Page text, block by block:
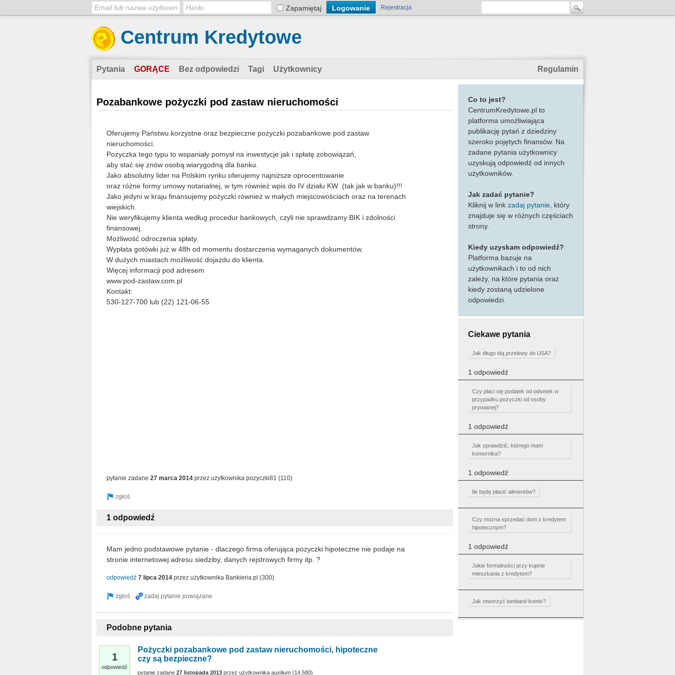
Zapamiętaj Rejestracja
Centrum Kredytowe
Pytania GORĄCE Bez odpowiedzi Tagi Użytkownicy Regulamin
Co to jest?
CentrumKredytowe.pl to
platforma umożliwiająca
publikację pytań z dziedziny
szeroko pojętych finansów. Na
zadane pytania użytkownicy
uzyskują odpowiedź od innych
użytkowników.
Jak zadać pytanie?
Kliknij w link zadaj pytanie , który
znajduje się w różnych częściach
strony.
Kiedy uzyskam odpowiedź?
Platforma bazuje na
użytkownikach i to od nich
zależy, na które pytania oraz
kiedy zostaną udzielone
odpowiedzi.
Ciekawe pytania
Jak długo idą przelewy do USA?
1 odpowiedź
Czy płaci się podatek od odsetek w
przypadku pożyczki od osoby
prywatnej?
1 odpowiedź
Jak sprawdzić, którego mam
komornika?
1 odpowiedź
Ile będę płacić alimentów?
Czy można sprzedać dom z kredytem
hipotecznym?
1 odpowiedź
Jakie formalności przy kupnie
mieszkania z kredytem?
Jak otworzyć lombard-komis?
Pozabankowe pożyczki pod zastaw nieruchomości
Oferujemy Państwu korzystne oraz bezpieczne pożyczki pozabankowe pod zastaw
nieruchomości.
Pożyczka tego typu to wspaniały pomysł na inwestycje jak i spłatę zobowiązań,
aby stać się znów osobą wiarygodną dla banku.
Jako absolutny lider na Polskim rynku oferujemy najniższe oprocentowanie
oraz różne formy umowy notarialnej, w tym również wpis do IV działu KW (tak jak w banku)!!!
Jako jedyni w kraju finansujemy pożyczki również w małych miejscowościach oraz na terenach
wiejskich.
Nie weryfikujemy klienta według procedur bankowych, czyli nie sprawdzamy BIK i zdolności
finansowej.
Możliwość odroczenia spłaty.
Wypłata gotówki już w 48h od momentu dostarczenia wymaganych dokumentów.
W dużych miastach możliwość dojazdu do klienta.
Więcej informacji pod adresem
www.pod-zastaw.com.pl
Kontakt:
530-127-700 lub (22) 121-06-55
pytanie zadane 27 marca 2014 przez użytkownika pozyczki81 (110)
1 odpowiedź
Mam jedno podstawowe pytanie - dlaczego firma oferująca pozyczki hipoteczne nie podaje na
stronie internetowej adresu siedziby, danych rejstrowych firmy itp. ?
odpowiedź 7 lipca 2014 przez użytkownika Bankieria.pl (300)
Podobne pytania
1
odpowiedź
Pożyczki pozabankowe pod zastaw nieruchomości, hipoteczne
czy są bezpieczne?
pytanie zadane 27 listopada 2013 przez użytkownika auxilium (14,580)